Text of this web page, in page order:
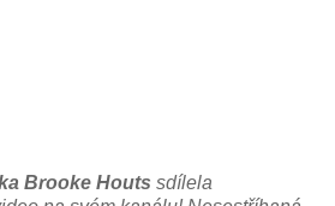
Brooke Houts sdílela